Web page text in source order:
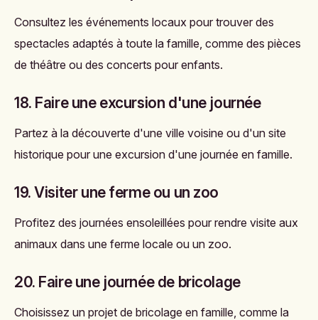
Consultez les événements locaux pour trouver des
spectacles adaptés à toute la famille, comme des pièces
de théâtre ou des concerts pour enfants.
18. Faire une excursion d'une journée
Partez à la découverte d'une ville voisine ou d'un site
historique pour une excursion d'une journée en famille.
19. Visiter une ferme ou un zoo
Profitez des journées ensoleillées pour rendre visite aux
animaux dans une ferme locale ou un zoo.
20. Faire une journée de bricolage
Choisissez un projet de bricolage en famille, comme la